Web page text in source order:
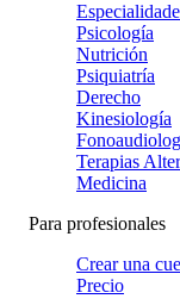
Psicología
Nutrición
Psiquiatría
Derecho
Kinesiología
Terapias
Medicina
Para profesionales
Crear una
Precio